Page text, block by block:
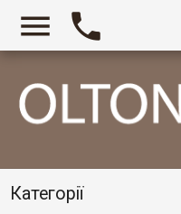
Категорії
 